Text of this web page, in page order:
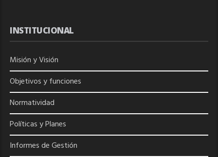
INSTITUCIONAL
Misión y Visión
Objetivos y funciones
Normatividad
Políticas y Planes
Informes de Gestión